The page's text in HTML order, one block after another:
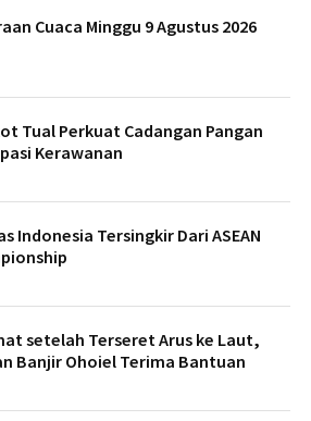
Cuaca Minggu 9 Agustus 2026
Tual Perkuat Cadangan Pangan
Kerawanan
Indonesia Tersingkir Dari ASEAN
setelah Terseret Arus ke Laut,
Banjir Ohoiel Terima Bantuan